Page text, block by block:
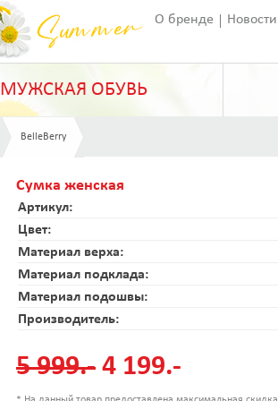
О бренде Новости
МУЖСКАЯ ОБУВЬ
BelleBerry
Сумка женская
Артикул:
Цвет:
Материал верха:
Материал подклада:
Материал подошвы:
Производитель:
5 999.- 4 199.-